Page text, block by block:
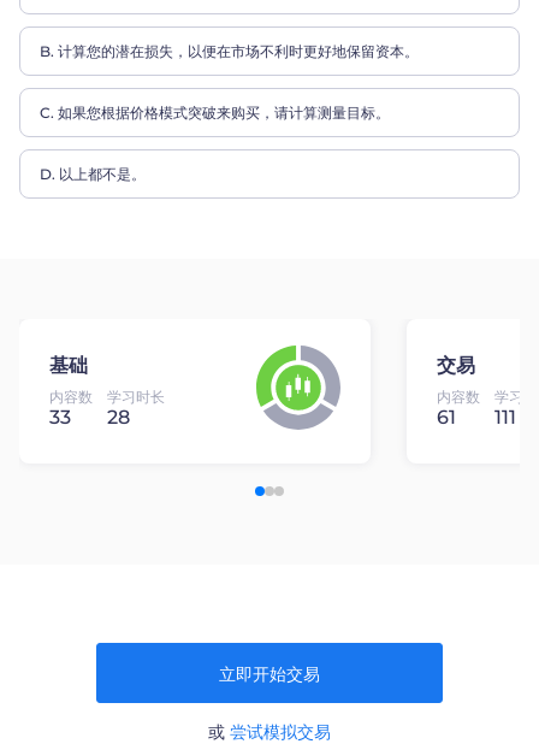
B. 计算您的潜在损失，以便在市场不利时更好地保留资本。
C. 如果您根据价格模式突破来购买，请计算测量目标。
D. 以上都不是。
基础
内容数
33
学习时长
28
交易
内容数
61
学习
111
立即开始交易
或 尝试模拟交易